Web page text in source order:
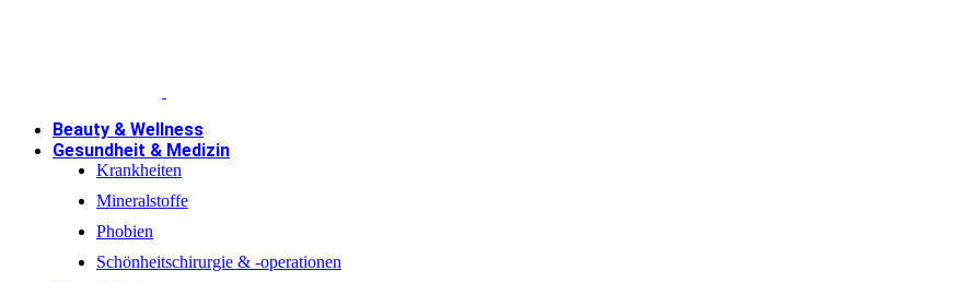
Beauty & Wellness
Gesundheit & Medizin
Krankheiten
Mineralstoffe
Phobien
Schönheitschirurgie & -operationen